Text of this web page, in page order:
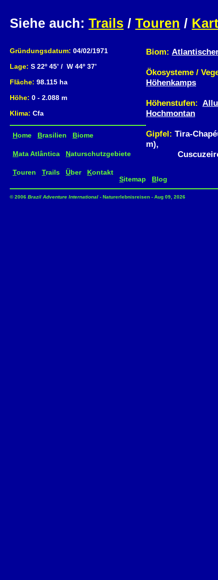
Siehe auch: Trails / Touren /
Gründungsdatum: 04/02/1971
Lage: S 22º 45’ / W 44º 37’
Fläche: 98.115 ha
Höhe: 0 - 2.088 m
Klima: Cfa
Biom:
Ökosysteme /
Höhenkamps
Höhenstufen:
Hochmontan
Gipfel: Tira-
m),
Cuscuzeiro
Home Brasilien Biome
Mata Atlântica Naturschutzgebiete
Touren Trails Über Kontakt
Sitemap Blog
© 2006 Brazil Adventure International - Naturerlebnisreisen - Aug 09, 2026